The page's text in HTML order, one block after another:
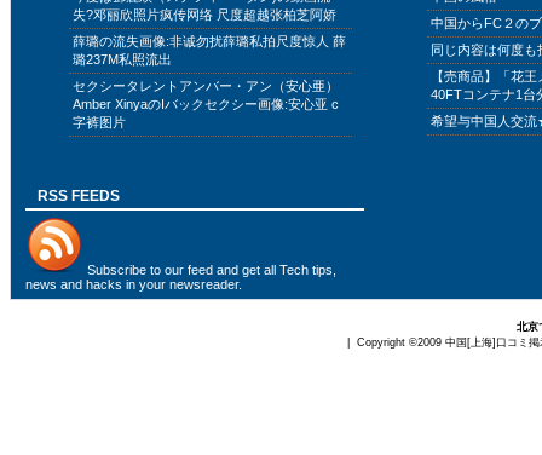
失?邓丽欣照片疯传网络 尺度超越张柏芝阿娇
薛璐の流失画像:非诚勿扰薛璐私拍尺度惊人 薛
璐237M私照流出
セクシータレントアンバー・アン（安心亜）
Amber XinyaのIバックセクシー画像:安心亚 c
字裤图片
中国からFC２の
同じ内容は何度
【売商品】「花
40FTコンテナ1台
希望与中国人交
RSS FEEDS
Subscribe to our feed and get all Tech tips,
news and hacks in your newsreader.
北京
| Copyright ©2009 中国[上海]口コミ掲